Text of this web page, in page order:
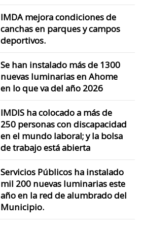
IMDA mejora condiciones de
canchas en parques y campos
deportivos.
Se han instalado más de 1300
nuevas luminarias en Ahome
en lo que va del año 2026
IMDIS ha colocado a más de
250 personas con discapacidad
en el mundo laboral; y la bolsa
de trabajo está abierta
Servicios Públicos ha instalado
mil 200 nuevas luminarias este
año en la red de alumbrado del
Municipio.